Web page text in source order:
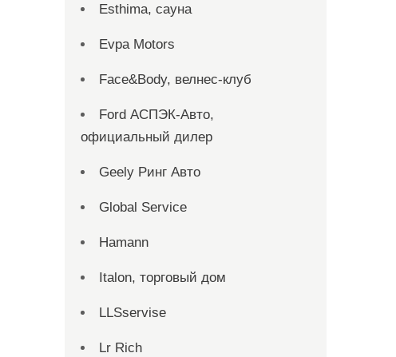
Esthima, сауна
Evpa Motors
Face&Body, велнес-клуб
Ford АСПЭК-Авто,
официальный дилер
Geely Ринг Авто
Global Service
Hamann
Italon, торговый дом
LLSservise
Lr Rich